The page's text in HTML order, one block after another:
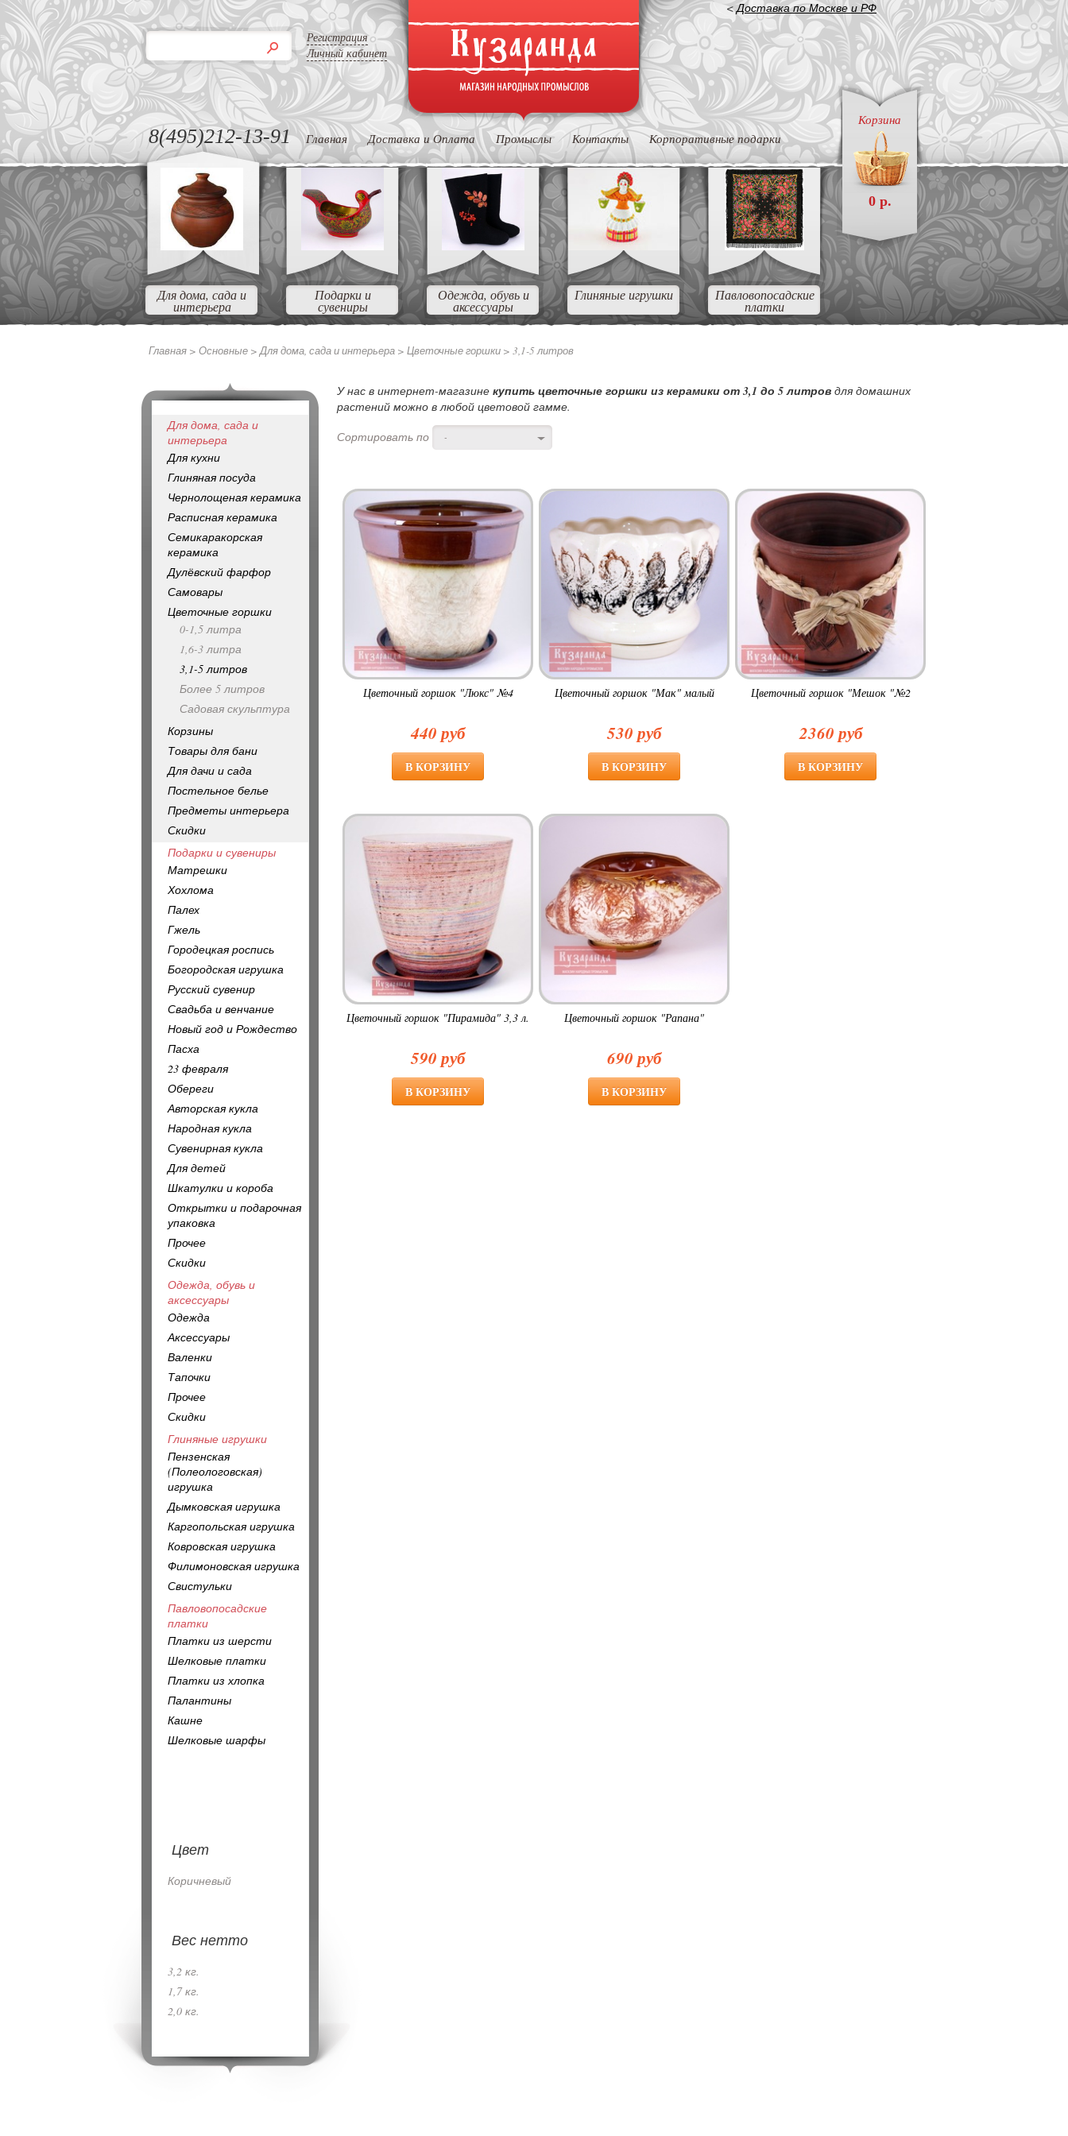
Регистрация
Личный кабинет
<Доставка по Москве и РФ
Корзина
0 р.
8(495)212-13-91 Главная Доставка и Оплата Промыслы Контакты Корпоративные подарки
Для дома, сада и
интерьера
Подарки и
сувениры
Одежда, обувь и
аксессуары
Глиняные игрушки Павловопосадские
платки
Главная > Основные >Для дома, сада и интерьера > Цветочные горшки > 3,1-5 литров
У нас в интернет-магазине купить цветочные горшки из керамики от 3,1 до 5 литров для домашних
растений можно в любой цветовой гамме.
Сортировать по
-
Цветочный горшок "Люкс" №4
440 руб
Цветочный горшок "Мак" малый
530 руб
Цветочный горшок "Мешок "№2
2360 руб
Цветочный горшок "Пирамида" 3,3 л.
590 руб
Цветочный горшок "Рапана"
690 руб
Для дома, сада и
интерьера
Для кухни
Глиняная посуда
Чернолощеная керамика
Расписная керамика
Семикаракорская
керамика
Дулёвский фарфор
Самовары
Цветочные горшки
0-1,5 литра
1,6-3 литра
3,1-5 литров
Более 5 литров
Садовая скульптура
Корзины
Товары для бани
Для дачи и сада
Постельное белье
Предметы интерьера
Скидки
Подарки и сувениры
Матрешки
Хохлома
Палех
Гжель
Городецкая роспись
Богородская игрушка
Русский сувенир
Свадьба и венчание
Новый год и Рождество
Пасха
23 февраля
Обереги
Авторская кукла
Народная кукла
Сувенирная кукла
Для детей
Шкатулки и короба
Открытки и подарочная
упаковка
Прочее
Скидки
Одежда, обувь и
аксессуары
Одежда
Аксессуары
Валенки
Тапочки
Прочее
Скидки
Глиняные игрушки
Пензенская
(Полеологовская)
игрушка
Дымковская игрушка
Каргопольская игрушка
Ковровская игрушка
Филимоновская игрушка
Свистульки
Павловопосадские
платки
Платки из шерсти
Шелковые платки
Платки из хлопка
Палантины
Кашне
Шелковые шарфы
Цвет
Коричневый
Вес нетто
3,2 кг.
1,7 кг.
2,0 кг.